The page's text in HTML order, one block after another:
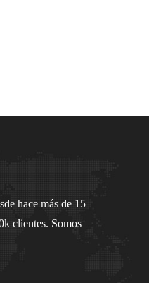
hace más de 15
clientes. Somos